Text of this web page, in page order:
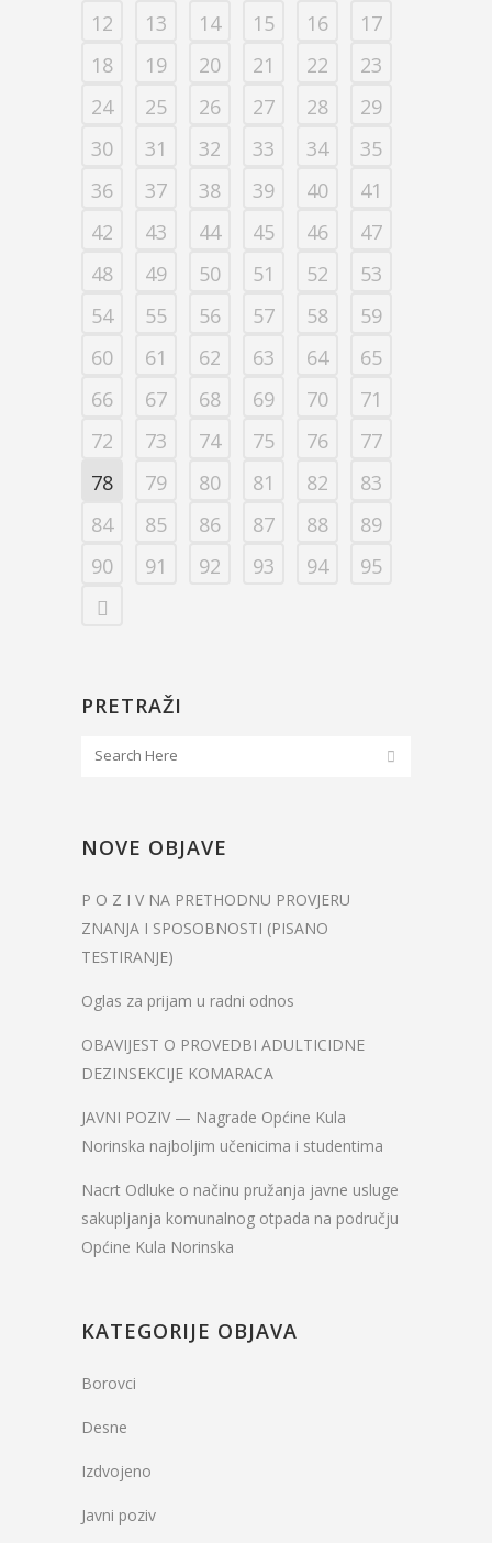
12 13 14 15 16
17
18
19 20 21 22
23
24
25 26 27 28
29
30
31 32 33 34
35
36
37 38 39 40
41
42
43 44 45 46
47
48
49 50 51 52
53
54
55 56 57 58
59
60
61 62 63 64
65
66
67 68 69 70
71
72
73 74 75 76
77
78
79 80 81 82
83
84
85 86 87 88
89
90
91 92 93 94 95
PRETRAŽI
NOVE OBJAVE
P O Z I V NA PRETHODNU PROVJERU
ZNANJA I SPOSOBNOSTI (PISANO
TESTIRANJE)
Oglas za prijam u radni odnos
OBAVIJEST O PROVEDBI ADULTICIDNE
DEZINSEKCIJE KOMARACA
JAVNI POZIV — Nagrade Općine Kula
Norinska najboljim učenicima i studentima
Nacrt Odluke o načinu pružanja javne usluge
sakupljanja komunalnog otpada na području
Općine Kula Norinska
KATEGORIJE OBJAVA
Borovci
Desne
Izdvojeno
Javni poziv